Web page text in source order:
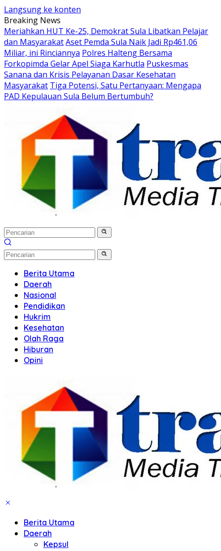
Langsung ke konten
Breaking News
Meriahkan HUT Ke-25, Demokrat Sula Libatkan Pelajar
dan MasyarakatAset Pemda Sula Naik Jadi Rp461,06
Miliar, ini Rinciannya Polres Halteng Bersama
Forkopimda Gelar Apel Siaga Karhutla Puskesmas
Sanana dan Krisis Pelayanan Dasar Kesehatan
Masyarakat Tiga Potensi, Satu Pertanyaan: Mengapa
PAD Kepulauan Sula Belum Bertumbuh?
Berita Utama
Daerah
Nasional
Pendidikan
Hukrim
Kesehatan
Olah Raga
Hiburan
Opini
Berita Utama
Daerah
Kepsul